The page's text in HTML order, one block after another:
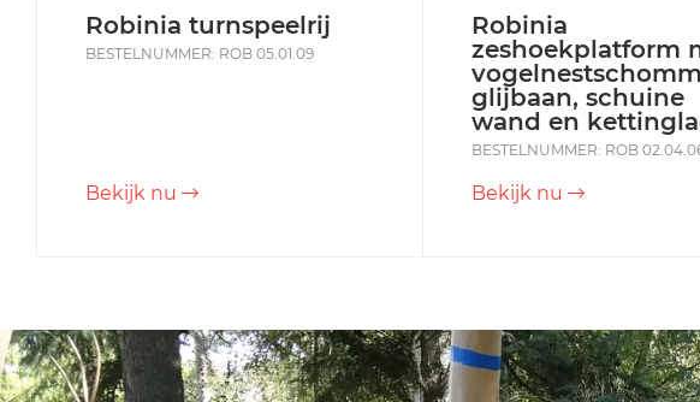
Robinia turnspeelrij
BESTELNUMMER: ROB 05.01.09
Bekijk nu
Robinia
zeshoekplatform
glijbaan, schuine
wand en
BESTELNUMMER: ROB
Bekijk nu